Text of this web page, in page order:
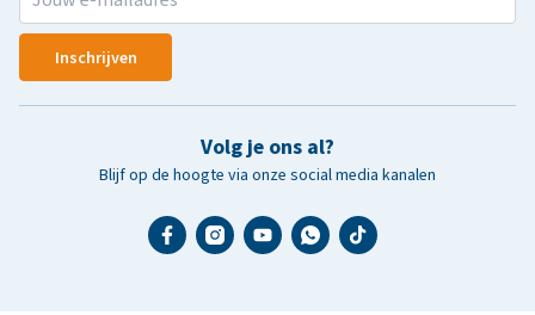
Inschrijven
Volg je ons al?
Blijf op de hoogte via onze social media kanalen